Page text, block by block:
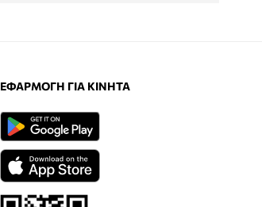
ΕΦΑΡΜΟΓΉ ΓΙΑ ΚΙΝΗΤΆ